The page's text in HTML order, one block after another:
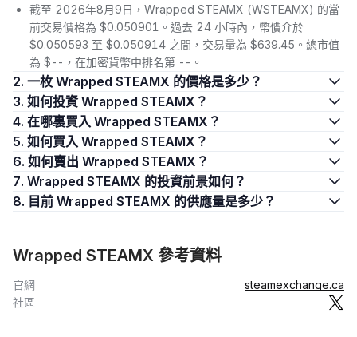
截至 2026年8月9日，Wrapped STEAMX (WSTEAMX) 的當
前交易價格為 $0.050901。過去 24 小時內，幣價介於
$0.050593 至 $0.050914 之間，交易量為 $639.45。總市值
為 $--，在加密貨幣中排名第 --。
2. 一枚 Wrapped STEAMX 的價格是多少？
3. 如何投資 Wrapped STEAMX？
4. 在哪裏買入 Wrapped STEAMX？
5. 如何買入 Wrapped STEAMX？
6. 如何賣出 Wrapped STEAMX？
7. Wrapped STEAMX 的投資前景如何？
8. 目前 Wrapped STEAMX 的供應量是多少？
Wrapped STEAMX 參考資料
官網
steamexchange.ca
社區